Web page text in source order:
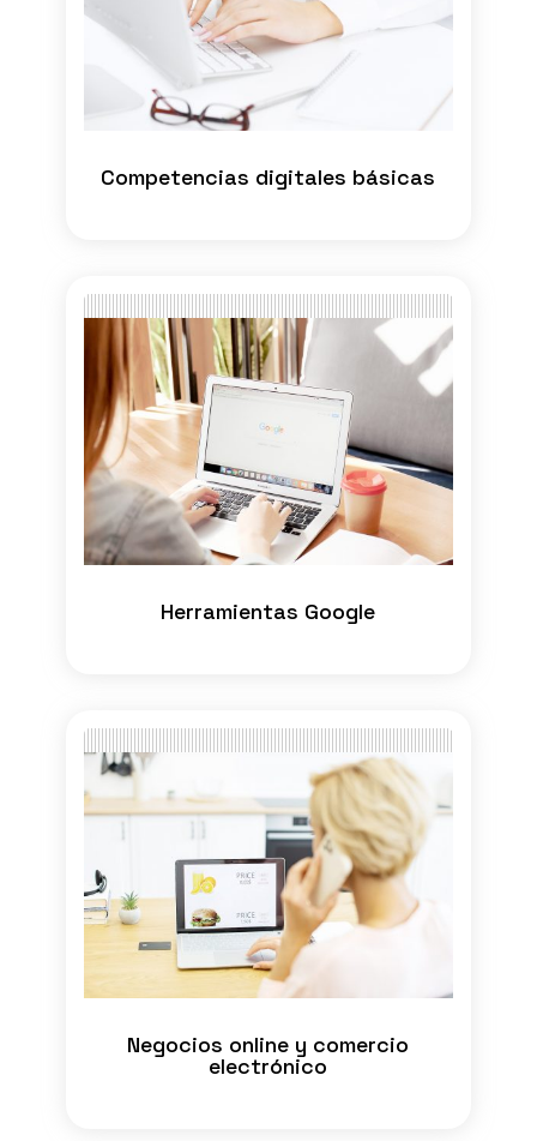
Competencias digitales básicas
Herramientas Google
Negocios online y comercio
electrónico